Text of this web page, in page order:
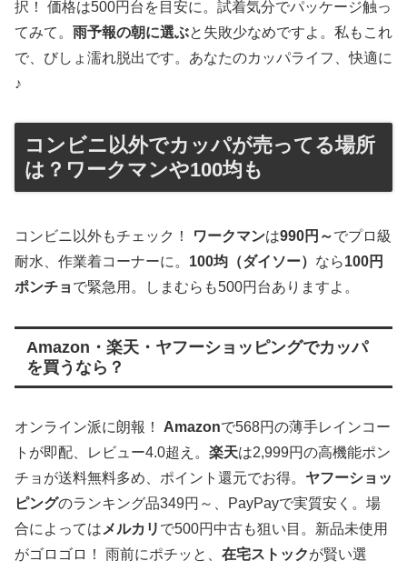
択！ 価格は500円台を目安に。試着気分でパッケージ触っ
てみて。 雨予報の朝に選ぶと失敗少なめですよ。私もこれ
で、びしょ濡れ脱出です。あなたのカッパライフ、快適に
♪
コンビニ以外でカッパが売ってる場所
は？ワークマンや100均も
コンビニ以外もチェック！ ワークマンは990円～でプロ級
耐水、作業着コーナーに。 100均（ダイソー） なら100円
ポンチョ で緊急用。しまむらも500円台ありますよ。
Amazon・楽天・ヤフーショッピングでカッパ
を買うなら？
オンライン派に朗報！ Amazonで568円の薄手レインコー
トが即配、レビュー4.0超え。 楽天は2,999円の高機能ポン
チョが送料無料多め、ポイント還元でお得。 ヤフーショッ
ピングのランキング品349円～、PayPayで実質安く。場
合によっては メルカリ で500円中古も狙い目。新品未使用
がゴロゴロ！ 雨前にポチッと、 在宅ストックが賢い選